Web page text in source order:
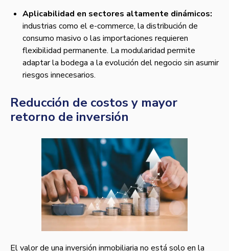
Aplicabilidad en sectores altamente dinámicos:
industrias como el e-commerce, la distribución de
consumo masivo o las importaciones requieren
flexibilidad permanente. La modularidad permite
adaptar la bodega a la evolución del negocio sin asumir
riesgos innecesarios.
Reducción de costos y mayor
retorno de inversión
El valor de una inversión inmobiliaria no está solo en la